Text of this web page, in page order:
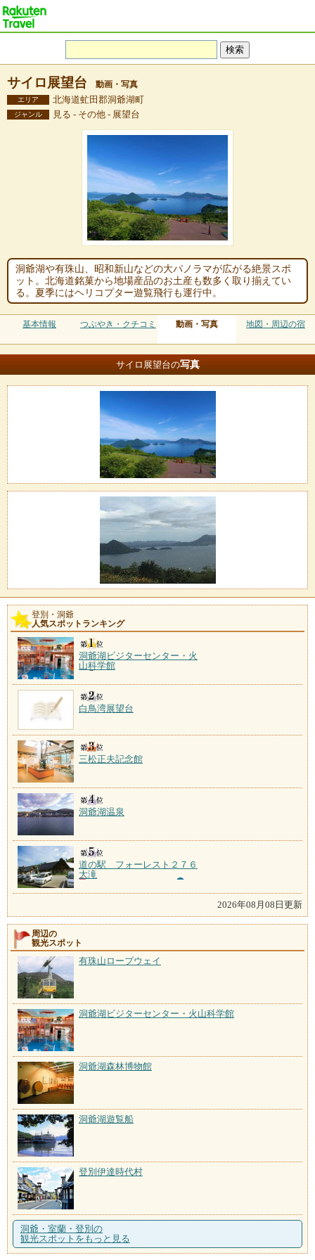
サイロ展望台 動画・写真
エリア 北海道虻田郡洞爺湖町
ジャンル 見る - その他 - 展望台
洞爺湖や有珠山、昭和新山などの大パノラマが広がる絶景スポ
ット。北海道銘菓から地場産品のお土産も数多く取り揃えてい
る。夏季にはヘリコプター遊覧飛行も運行中。
基本情報 つぶやき・クチコミ 動画・写真 地図・周辺の宿
サイロ展望台の写真
登別・洞爺
人気スポットランキング
洞爺湖ビジターセンター・火
山科学館
白鳥湾展望台
三松正夫記念館
洞爺湖温泉
道の駅 フォーレスト２７６
大滝
2026年08月08日更新
周辺の
観光スポット
有珠山ロープウェイ
洞爺湖ビジターセンター・火山科学館
洞爺湖森林博物館
洞爺湖遊覧船
登別伊達時代村
洞爺・室蘭・登別の
観光スポットをもっと見る